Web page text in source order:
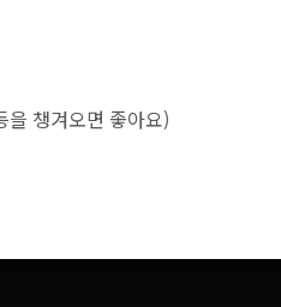
챙겨오면 좋아요)